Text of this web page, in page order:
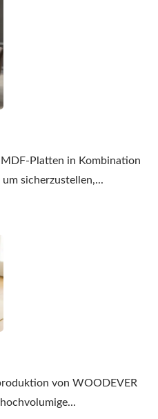
Platten in Kombination
sicherzustellen,...
von WOODEVER